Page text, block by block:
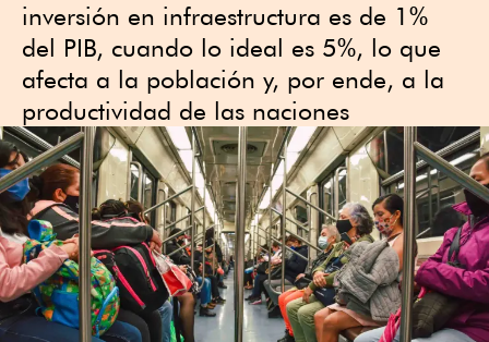
inversión en infraestructura es de 1%
del PIB, cuando lo ideal es 5%, lo que
afecta a la población y, por ende, a la
productividad de las naciones